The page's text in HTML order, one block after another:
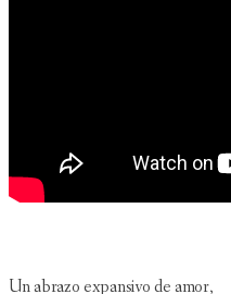
Un abrazo expansivo de amor,